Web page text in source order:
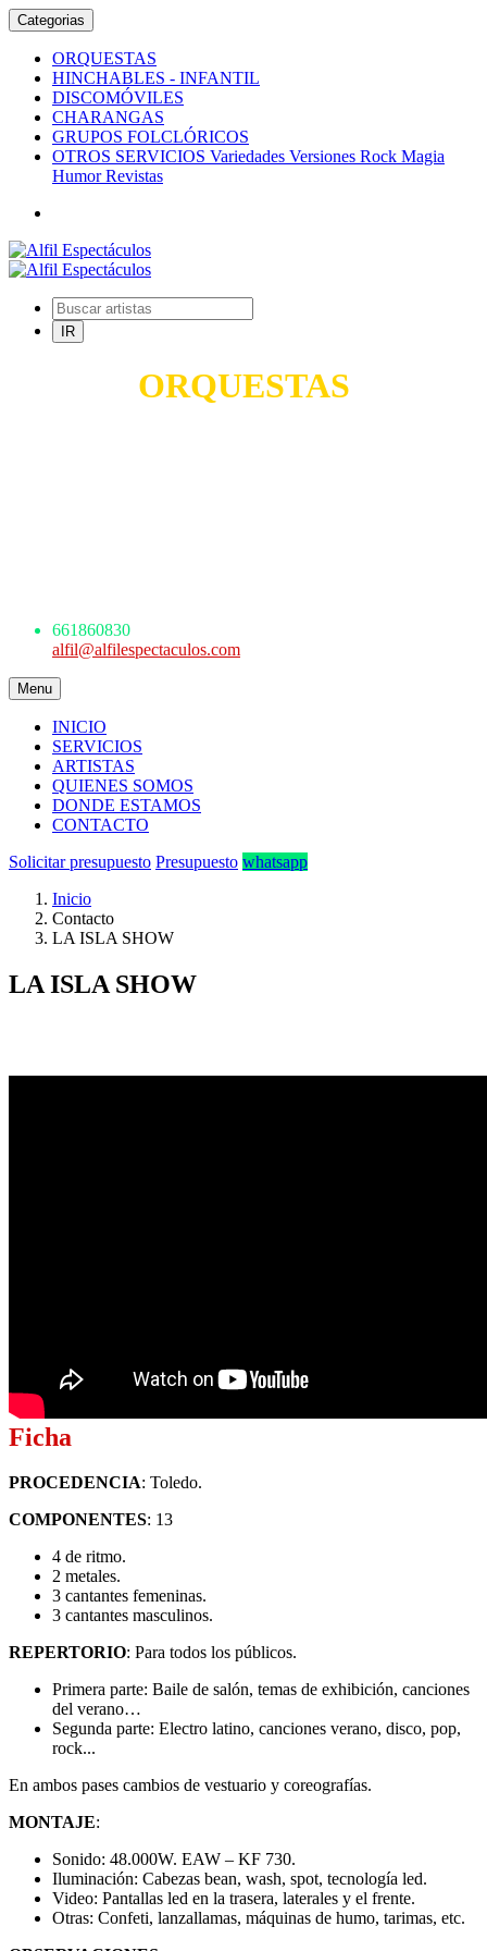
Categorias
ORQUESTAS
HINCHABLES - INFANTIL
DISCOMÓVILES
CHARANGAS
GRUPOS FOLCLÓRICOS
OTROS SERVICIOS Variedades Versiones Rock Magia
Humor Revistas
ORQUESTAS
661860830
alfil@alfilespectaculos.com
Menu
INICIO
SERVICIOS
ARTISTAS
QUIENES SOMOS
DONDE ESTAMOS
CONTACTO
Solicitar presupuesto Presupuesto whatsapp
Inicio
Contacto
LA ISLA SHOW
LA ISLA SHOW
Ficha
PROCEDENCIA: Toledo.
COMPONENTES: 13
4 de ritmo.
2 metales.
3 cantantes femeninas.
3 cantantes masculinos.
REPERTORIO: Para todos los públicos.
Primera parte: Baile de salón, temas de exhibición, canciones
del verano…
Segunda parte: Electro latino, canciones verano, disco, pop,
rock...
En ambos pases cambios de vestuario y coreografías.
MONTAJE:
Sonido: 48.000W. EAW – KF 730.
Iluminación: Cabezas bean, wash, spot, tecnología led.
Video: Pantallas led en la trasera, laterales y el frente.
Otras: Confeti, lanzallamas, máquinas de humo, tarimas, etc.